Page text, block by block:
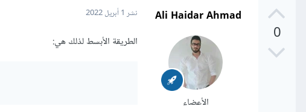
0
Ali Haidar Ahmad
الأعضاء
نشر 1 أبريل 2022
الطريقة الأبسط لذلك هي: